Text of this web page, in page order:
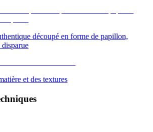
découpé en forme de papillon,
et des textures